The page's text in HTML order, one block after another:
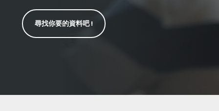
尋找你要的資料吧 !